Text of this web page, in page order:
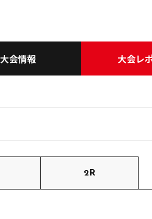
大会情報 大会レ
2R